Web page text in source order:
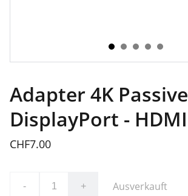
Adapter 4K Passive
DisplayPort - HDMI
CHF7.00
- + Ausverkauft